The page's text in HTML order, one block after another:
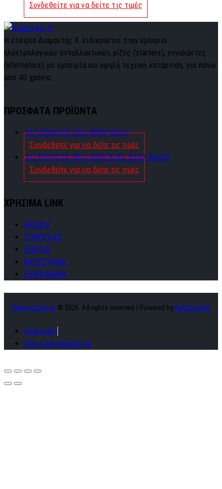
Συνδεθείτε για να δείτε τις τιμές
Η εταιρία Διαμαντής Χ. ειδικεύεται στην εμπορία
ηλεκτρολογικών ανταλλακτικών, μίζες (starters), ενναλάκτες
(alternators), με εμπειρία και υψηλή τεχνική κατάρτιση, για πάνω
από 40 χρόνια.
ΠΡΟΣΦΑΤΑ ΠΡΟΪΟΝΤΑ
ALTERNATOR 220A BMW VALEO
Συνδεθείτε για να δείτε τις τιμές
ALTERNATOR 280A MERCEDES-BENZ VALEO
Συνδεθείτε για να δείτε τις τιμές
ΧΡΗΣΙΜΑ LINK
ΑΡΧΙΚΗ
ΥΠΗΡΕΣΙΕΣ
ΕΤΑΙΡΙΑ
ΚΑΤΑΣΤΗΜΑ
ΕΠΙΚΟΙΝΩΝΙΑ
Diamantisch.gr © 2026. All rights reserved | Powered by Nuntiusweb
Πληρωμές
Πολιτική Απορρήτου